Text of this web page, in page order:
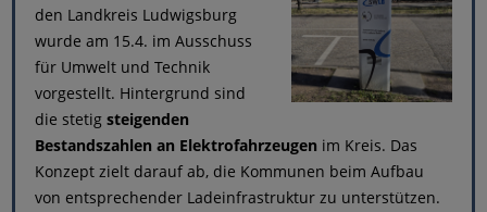
den Landkreis Ludwigsburg
wurde am 15.4. im Ausschuss
für Umwelt und Technik
vorgestellt. Hintergrund sind
die stetigsteigenden
Bestandszahlen an Elektrofahrzeugen im Kreis. Das
Konzept zielt darauf ab, die Kommunen beim Aufbau
von entsprechender Ladeinfrastruktur zu unterstützen.